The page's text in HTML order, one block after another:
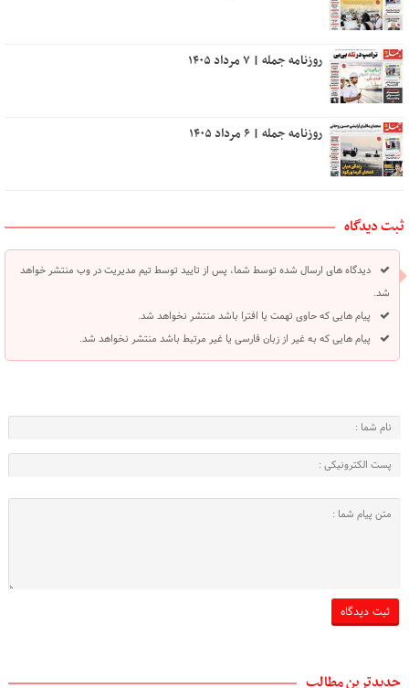
روزنامه جمله | ۷ مرداد ۱۴۰۵
روزنامه جمله | ۶ مرداد ۱۴۰۵
ثبت دیدگاه
دیدگاه های ارسال شده توسط شما، پس از تایید توسط تیم مدیریت در وب منتشر خواهد
شد.
پیام هایی که حاوی تهمت یا افترا باشد منتشر نخواهد شد.
پیام هایی که به غیر از زبان فارسی یا غیر مرتبط باشد منتشر نخواهد شد.
جدیدترین مطالب